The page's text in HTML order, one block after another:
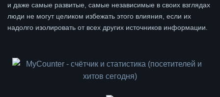
и даже самые развитые, самые независимые в своих взглядах
люди не могут целиком избежать этого влияния, если их
надолго изолировать от всех других источников информации.